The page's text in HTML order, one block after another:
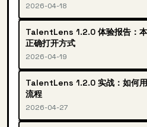
2026-04-18
TalentLens 1.2.0 体验报告：
正确打开方式
2026-04-19
TalentLens 1.2.0 实战：如何
流程
2026-04-27